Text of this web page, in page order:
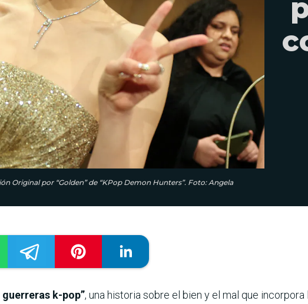
Original por “Golden” de “KPop Demon Hunters”. Foto: Angela
k-pop”, una historia sobre el bien y el mal que